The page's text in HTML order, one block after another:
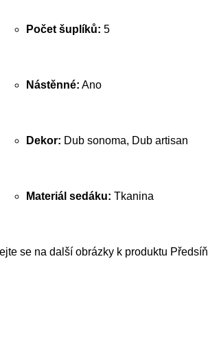
Počet šuplíků: 5
Nástěnné: Ano
Dekor: Dub sonoma, Dub artisan
Materiál sedáku: Tkanina
se na další obrázky k produktu